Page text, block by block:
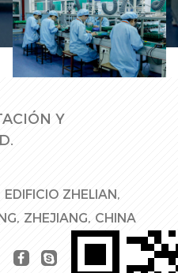
Línea de montaje
Y
ZHELIAN,
ZHEJIANG, CHINA